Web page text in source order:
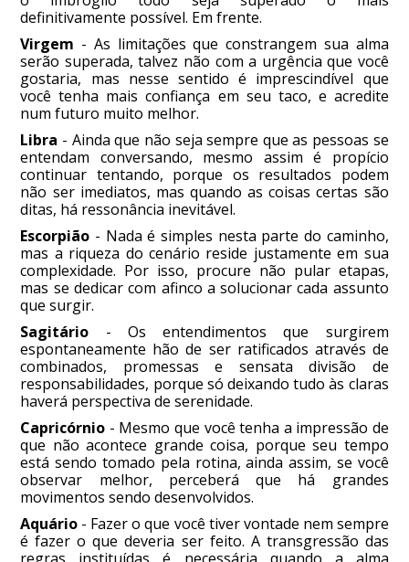
definitivamente possível. Em frente.
Virgem - As limitações que constrangem sua alma
serão superada, talvez não com a urgência que você
gostaria, mas nesse sentido é imprescindível que
você tenha mais confiança em seu taco, e acredite
num futuro muito melhor.
Libra - Ainda que não seja sempre que as pessoas se
entendam conversando, mesmo assim é propício
continuar tentando, porque os resultados podem
não ser imediatos, mas quando as coisas certas são
ditas, há ressonância inevitável.
Escorpião - Nada é simples nesta parte do caminho,
mas a riqueza do cenário reside justamente em sua
complexidade. Por isso, procure não pular etapas,
mas se dedicar com afinco a solucionar cada assunto
que surgir.
Sagitário - Os entendimentos que surgirem
espontaneamente hão de ser ratificados através de
combinados, promessas e sensata divisão de
responsabilidades, porque só deixando tudo às claras
haverá perspectiva de serenidade.
Capricórnio - Mesmo que você tenha a impressão de
que não acontece grande coisa, porque seu tempo
está sendo tomado pela rotina, ainda assim, se você
observar melhor, perceberá que há grandes
movimentos sendo desenvolvidos.
Aquário - Fazer o que você tiver vontade nem sempre
é fazer o que deveria ser feito. A transgressão das